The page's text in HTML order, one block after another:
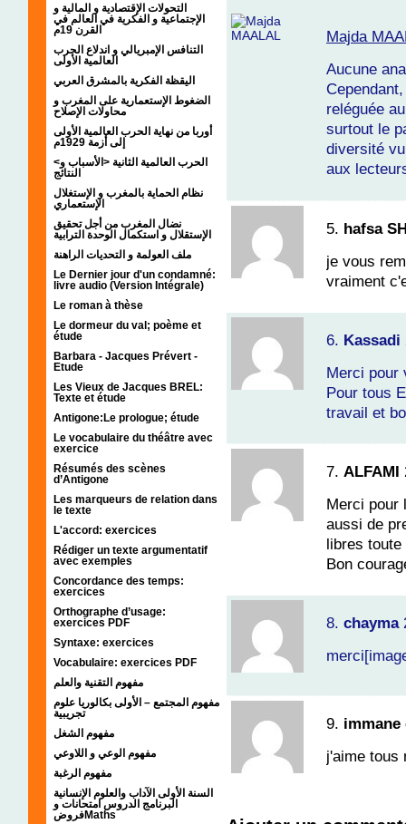
التحولات الإقتصادية و المالية و
الإجتماعية و الفكرية في العالم في
القرن 19م
التنافس الإمبريالي و اندلاع الحرب
العالمية الأولى
اليقظة الفكرية بالمشرق العربي
الضغوط الإستعمارية على المغرب و
محاولات الإصلاح
أوربا من نهاية الحرب العالمية الأولى
إلى أزمة 1929م
<الحرب العالمية الثانية <الأسباب و
النتائج
نظام الحماية بالمغرب و الإستغلال
الإستعماري
نضال المغرب من أجل تحقيق
الإستقلال و استكمال الوحدة الترابية
ملف العولمة و التحديات الراهنة
Le Dernier jour d'un condamné:
livre audio (Version Intégrale)
Le roman à thèse
Le dormeur du val; poème et
étude
Barbara - Jacques Prévert -
Etude
Les Vieux de Jacques BREL:
Texte et étude
Antigone:Le prologue; étude
Le vocabulaire du théâtre avec
exercice
Résumés des scènes
d’Antigone
Les marqueurs de relation dans
le texte
L'accord: exercices
Rédiger un texte argumentatif
avec exemples
Concordance des temps:
exercices
Orthographe d’usage:
exercices PDF
Syntaxe: exercices
Vocabulaire: exercices PDF
مفهوم التقنية والعلم
مفهوم المجتمع – الأولى بكالوريا علوم
تجريبية
مفهوم الشغل
مفهوم الوعي و اللاوعي
مفهوم الرغبة
السنة الأولى الآداب والعلوم الإنسانية
البرنامج الدروس امتحانات و
فروضMaths
Majda
Aucune
reléguée
surtout le
diversité
aux
5. hafsa
je vous
vraiment
6. Kassadi
Merci pour
Pour tous
travail et
7. ALFAMI
Merci pour
aussi de
libres
Bon
8. chayma
9. immane
j'aime tous